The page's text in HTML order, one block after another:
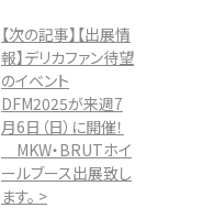
【次の記事】【出展情
報】デリカファン待望
のイベント
DFM2025が来週7
月6日（日）に開催！
MKW・BRUTホイ
ールブース出展致し
ます。 >